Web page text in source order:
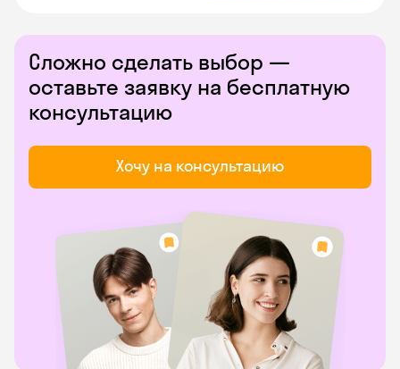
Сложно сделать выбор —
оставьте заявку на бесплатную
консультацию
Хочу на консультацию